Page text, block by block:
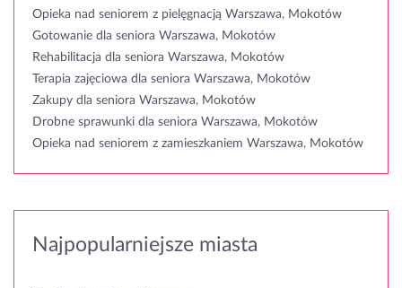
Opieka nad seniorem z pielęgnacją Warszawa, Mokotów
Gotowanie dla seniora Warszawa, Mokotów
Rehabilitacja dla seniora Warszawa, Mokotów
Terapia zajęciowa dla seniora Warszawa, Mokotów
Zakupy dla seniora Warszawa, Mokotów
Drobne sprawunki dla seniora Warszawa, Mokotów
Opieka nad seniorem z zamieszkaniem Warszawa, Mokotów
Najpopularniejsze miasta